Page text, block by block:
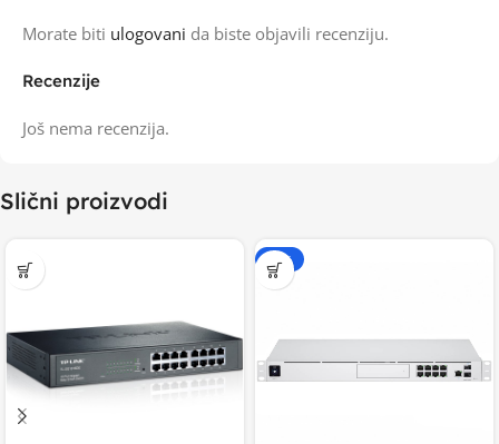
Recenzije
Još nema recenzija.
Morate biti ulogovani da biste objavili recenziju.
Slični proizvodi
-15%